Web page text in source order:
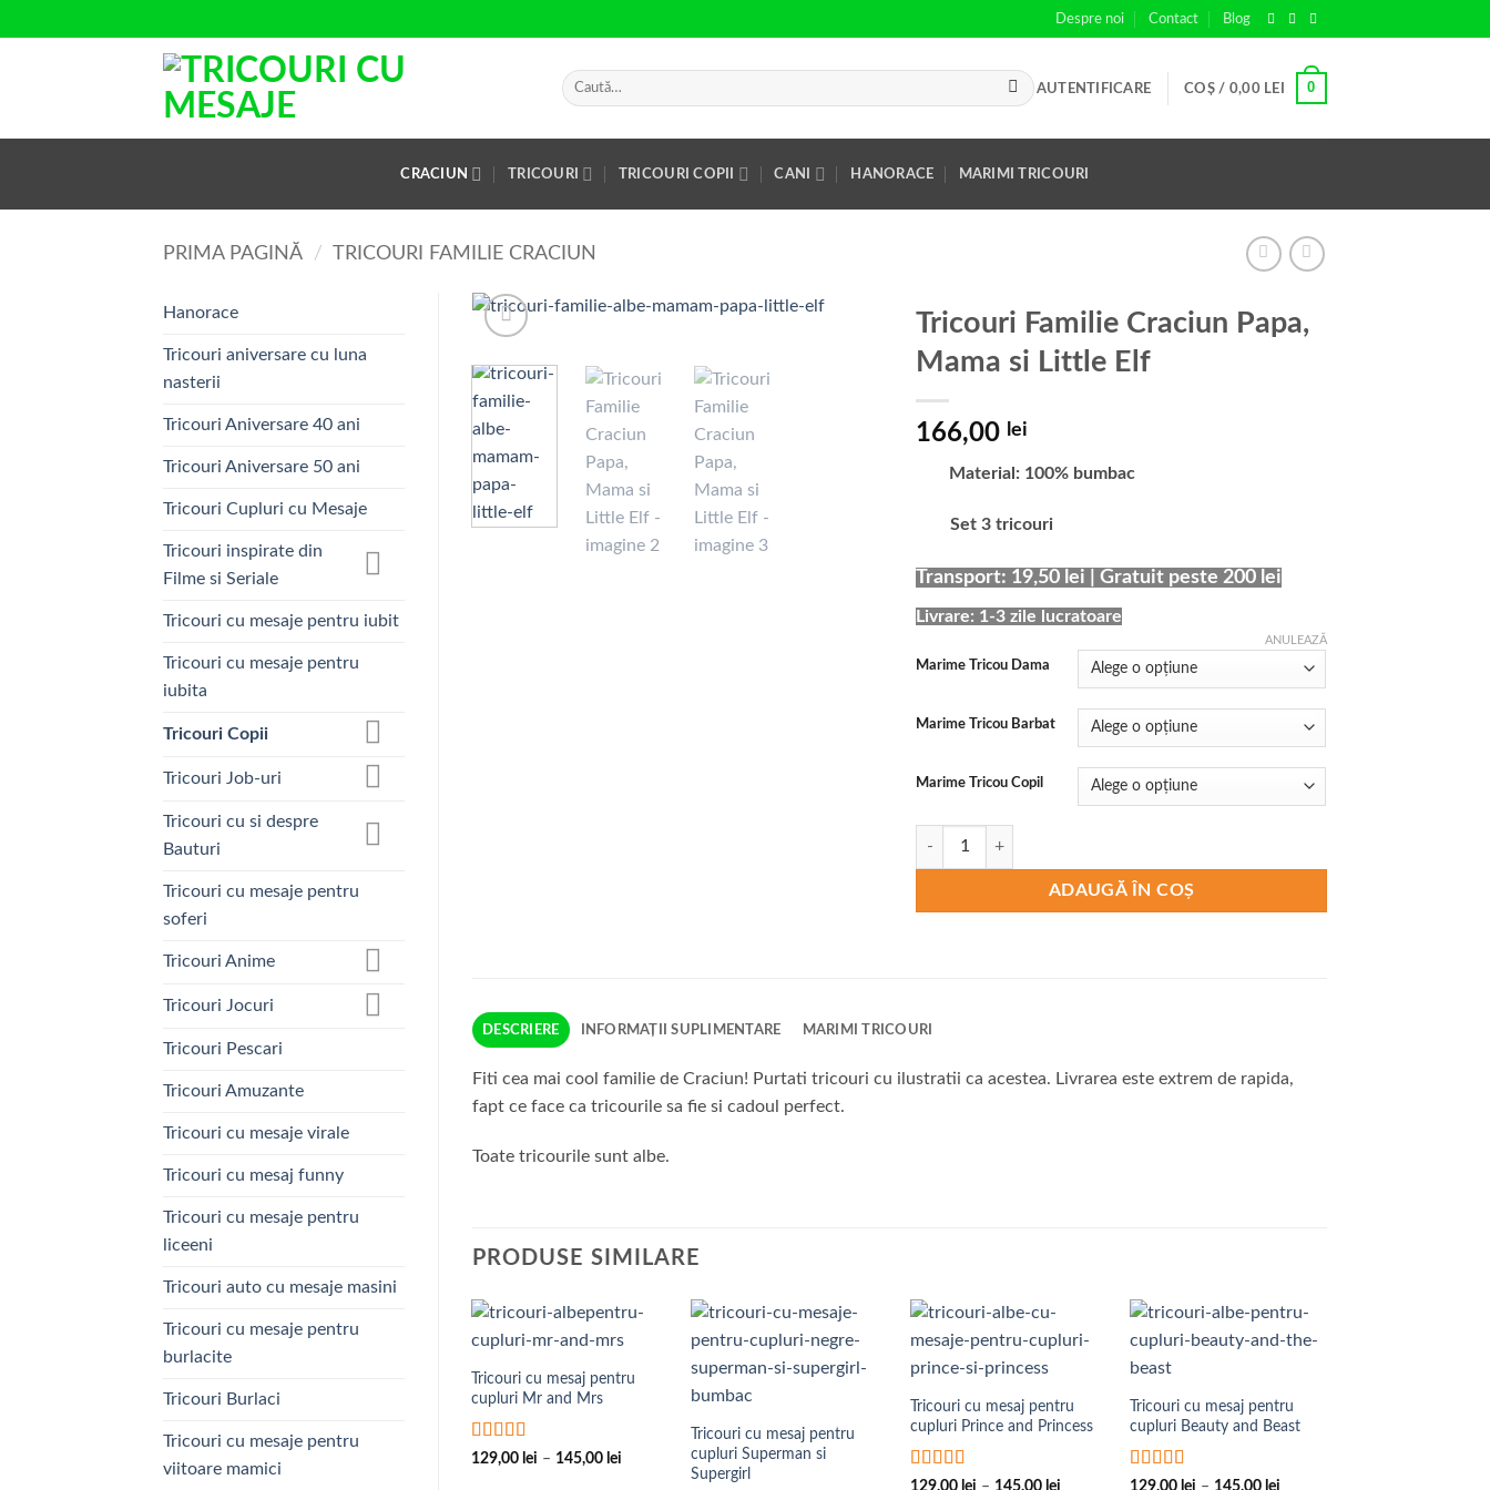
to
Despre noi Contact Blog
Caută
după:
AUTENTIFICARE COȘ / 0,00 LEI 0
CRACIUN TRICOURI TRICOURI COPII CANI HANORACE MARIMI TRICOURI
PRIMA PAGINĂ / TRICOURI FAMILIE CRACIUN
Hanorace
Tricouri aniversare cu luna
nasterii
Tricouri Aniversare 40 ani
Tricouri Aniversare 50 ani
Tricouri Cupluri cu Mesaje
Tricouri inspirate din
Filme si Seriale
Tricouri cu mesaje pentru iubit
Tricouri cu mesaje pentru
iubita
Tricouri Copii
Tricouri Job-uri
Tricouri cu si despre
Bauturi
Tricouri cu mesaje pentru
soferi
Tricouri Anime
Tricouri Jocuri
Tricouri Pescari
Tricouri Amuzante
Tricouri cu mesaje virale
Tricouri cu mesaj funny
Tricouri cu mesaje pentru
liceeni
Tricouri auto cu mesaje masini
Tricouri cu mesaje pentru
burlacite
Tricouri Burlaci
Tricouri cu mesaje pentru
viitoare mamici
Tricouri Familie Craciun Papa,
Mama si Little Elf
166,00 lei
Material: 100% bumbac
Set 3 tricouri
Transport: 19,50 lei | Gratuit peste 200 lei
Livrare: 1-3 zile lucratoare
Marime Tricou Dama
Marime Tricou Barbat
Marime Tricou Copil
ANULEAZĂ
Cantitate Tricouri Familie Craciun Papa, Mama si Little Elf
ADAUGĂ ÎN COȘ
DESCRIERE INFORMAȚII SUPLIMENTARE MARIMI TRICOURI
Fiti cea mai cool familie de Craciun! Purtati tricouri cu ilustratii ca acestea. Livrarea este extrem de rapida,
fapt ce face ca tricourile sa fie si cadoul perfect.
Toate tricourile sunt albe.
PRODUSE SIMILARE
Wishlist
Tricouri cu mesaj pentru
cupluri Mr and Mrs
Evaluat la5
129,00 lei – 145,00 lei
Add to
Wishlist
Tricouri cu mesaj pentru
cupluri Superman si
Supergirl
Wishlist
Tricouri cu mesaj pentru
cupluri Prince and Princess
Evaluat la5
129,00 lei – 145,00 lei
Tricouri cu mesaj pentru
cupluri Beauty and Beast
Evaluat la5
129,00 lei – 145,00 leiInterval